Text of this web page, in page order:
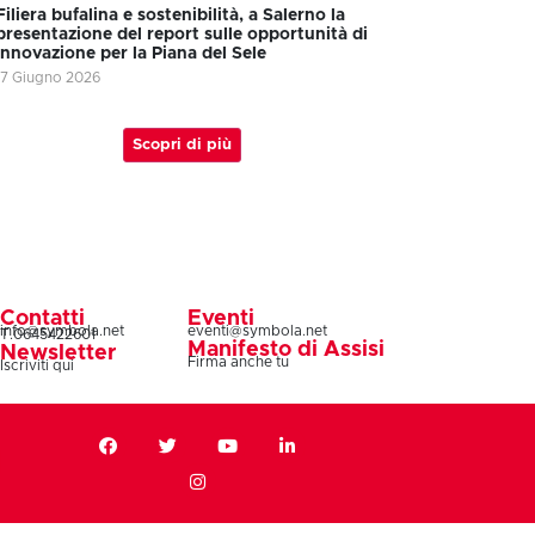
Filiera bufalina e sostenibilità, a Salerno la
del report sulle opportunità di
per la Piana del Sele
Giugno 2026
Scopri di più
Contatti
info@symbola.net
T.0645422601
Newsletter
Iscriviti qui
Eventi
eventi@symbola.net
Manifesto di Assisi
Firma anche tu